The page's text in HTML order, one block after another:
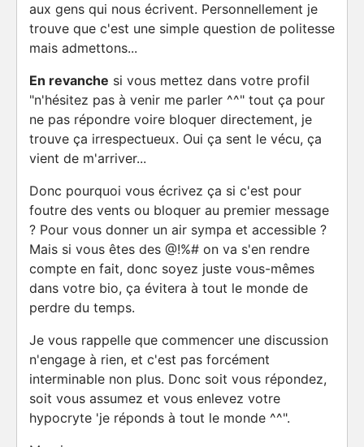
aux gens qui nous écrivent. Personnellement je
trouve que c'est une simple question de politesse
mais admettons...
En revanche si vous mettez dans votre profil
"n'hésitez pas à venir me parler ^^" tout ça pour
ne pas répondre voire bloquer directement, je
trouve ça irrespectueux. Oui ça sent le vécu, ça
vient de m'arriver...
Donc pourquoi vous écrivez ça si c'est pour
foutre des vents ou bloquer au premier message
? Pour vous donner un air sympa et accessible ?
Mais si vous êtes des @!%# on va s'en rendre
compte en fait, donc soyez juste vous-mêmes
dans votre bio, ça évitera à tout le monde de
perdre du temps.
Je vous rappelle que commencer une discussion
n'engage à rien, et c'est pas forcément
interminable non plus. Donc soit vous répondez,
soit vous assumez et vous enlevez votre
hypocryte 'je réponds à tout le monde ^^".